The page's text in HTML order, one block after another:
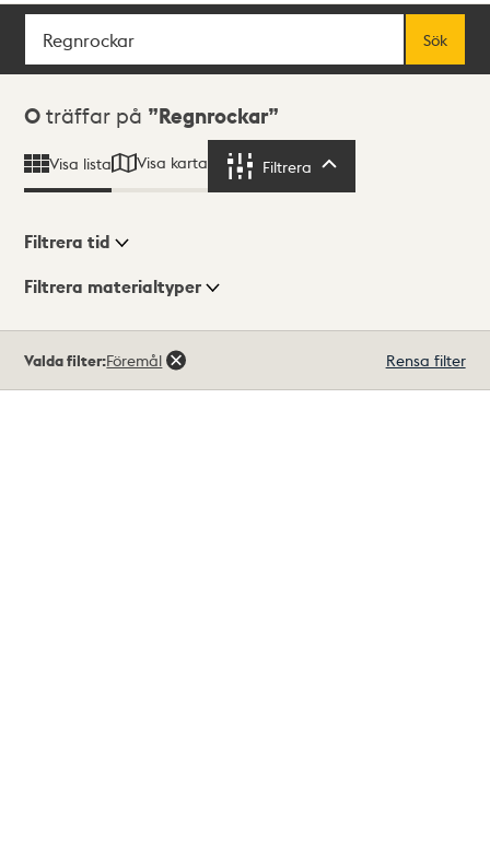
Sök
Sök
Sökresultat
0 träffar på Regnrockar
Visa lista Visa karta Filtrera
Visningsläge
Filtrera tid
Filtrera materialtyper
träffar
Valda filter:Föremål Rensa filter